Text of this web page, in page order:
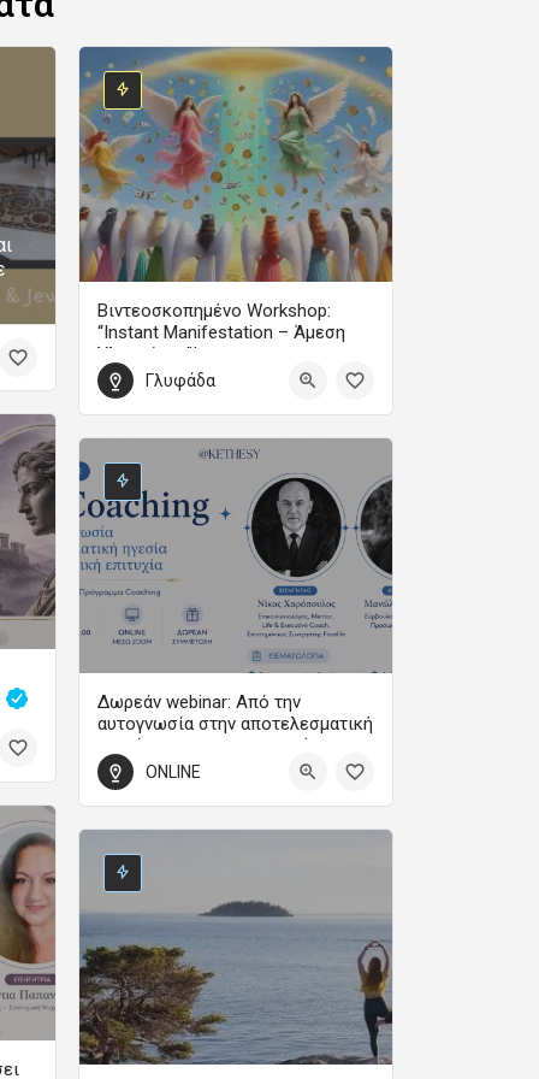
Βιντεοσκοπημένο Workshop:
“Instant Manifestation – Άμεση
Υλοποίηση”!
Με τη Μαίρη Ζαπίτη
99
Γλυφάδα
Δωρεάν webinar: Από την
αυτογνωσία στην αποτελεσματική
ηγεσία και την προσωπική
επιτυχία
3 Σεπτεμβρίου 2026 19:00 - 21:00
ONLINE